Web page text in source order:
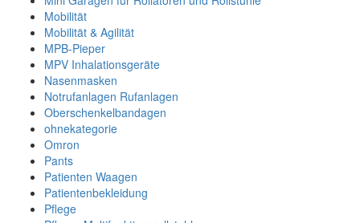
Mobilität
Mobilität & Agilität
MPB-Pieper
MPV Inhalationsgeräte
Nasenmasken
Notrufanlagen Rufanlagen
Oberschenkelbandagen
ohnekategorie
Omron
Pants
Patienten Waagen
Patientenbekleidung
Pflege